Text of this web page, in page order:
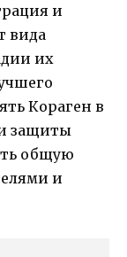
и
вида
их
Кораген в
защиты
общую
и